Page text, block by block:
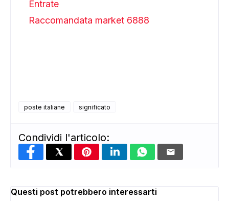
Entrate
Raccomandata market 6888
poste italiane significato
Condividi l'articolo:
Questi post potrebbero interessarti